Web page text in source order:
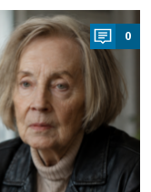
0